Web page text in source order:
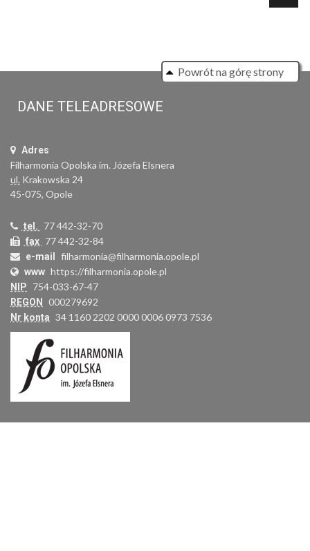
Powrót na górę strony
DANE TELEADRESOWE
Adres
Filharmonia Opolska im. Józefa Elsnera
ul. Krakowska 24
45-075, Opole
tel. 77 442-32-70
fax 77 442-32-84
e-mail filharmonia@filharmonia.opole.pl
www https://filharmonia.opole.pl
NIP 754-033-67-47
REGON 000279692
Nr konta 34 1160 2202 0000 0006 0973 7536